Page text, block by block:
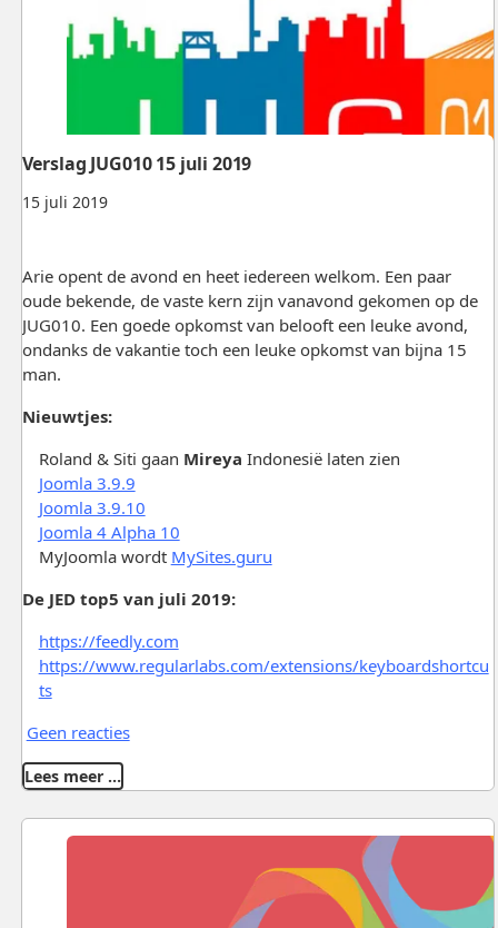
15 juli 2019
Verslag JUG010 15 juli 2019
Arie opent de avond en heet iedereen welkom. Een paar
oude bekende, de vaste kern zijn vanavond gekomen op de
JUG010. Een goede opkomst van belooft een leuke avond,
ondanks de vakantie toch een leuke opkomst van bijna 15
man.
Nieuwtjes:
Roland & Siti gaan Mireya Indonesië laten zien
Joomla 3.9.9
Joomla 3.9.10
Joomla 4 Alpha 10
MyJoomla wordt MySites.guru
De JED top5 van juli 2019:
https://feedly.com
https://www.regularlabs.com/extensions/keyboardshortcu
ts
Geen reacties
Lees meer …